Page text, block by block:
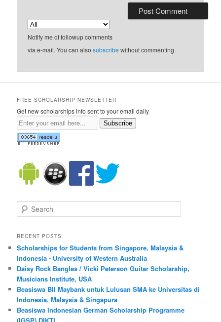
Notify me of followup comments
via e-mail. You can alsosubscribe without commenting.
FREE SCHOLARSHIP NEWSLETTER
Get new scholarships info sent to your email daily
Subscribe
Search
RECENT POSTS
Scholarships for Students from Singapore, Malaysia &
Indonesia - University of Western Australia
Daisy Rock Bangles / Vicki Peterson Guitar Scholarship,
Musicians Institute, USA
Beasiswa BII Maybank untuk Lulusan SMA ke Universitas di
Indonesia, Malaysia & Singapura
Beasiswa Indonesian German Scholarship Programme